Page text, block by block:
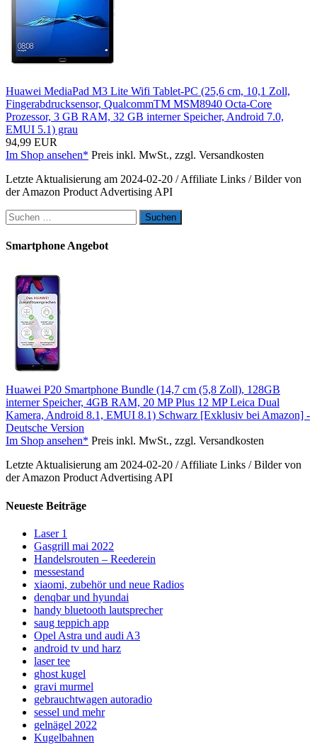
Huawei MediaPad M3 Lite Wifi Tablet-PC (25,6 cm, 10,1 Zoll,
Fingerabdrucksensor, QualcommTM MSM8940 Octa-Core
Prozessor, 3 GB RAM, 32 GB interner Speicher, Android 7.0,
EMUI 5.1) grau
94,99 EUR
Im Shop ansehen* Preis inkl. MwSt., zzgl. Versandkosten
Letzte Aktualisierung am 2024-02-20 / Affiliate Links / Bilder von
der Amazon Product Advertising API
Suchen
nach:
Smartphone Angebot
Huawei P20 Smartphone Bundle (14,7 cm (5,8 Zoll), 128GB
interner Speicher, 4GB RAM, 20 MP Plus 12 MP Leica Dual
Kamera, Android 8.1, EMUI 8.1) Schwarz [Exklusiv bei Amazon] -
Deutsche Version
Im Shop ansehen* Preis inkl. MwSt., zzgl. Versandkosten
Letzte Aktualisierung am 2024-02-20 / Affiliate Links / Bilder von
der Amazon Product Advertising API
Neueste Beiträge
Laser 1
Gasgrill mai 2022
Handelsrouten – Reederein
messestand
xiaomi, zubehör und neue Radios
denqbar und hyundai
handy bluetooth lautsprecher
saug teppich app
Opel Astra und audi A3
android tv und harz
laser tee
ghost kugel
gravi murmel
gebrauchtwagen autoradio
sessel und mehr
gelnägel 2022
Kugelbahnen